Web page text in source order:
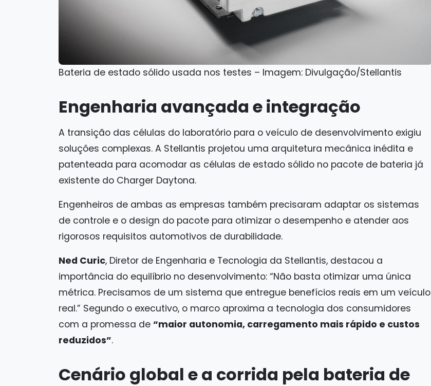
Bateria de estado sólido usada nos testes – Imagem: Divulgação/Stellantis
Engenharia avançada e integração
A transição das células do laboratório para o veículo de desenvolvimento exigiu
soluções complexas. A Stellantis projetou uma arquitetura mecânica inédita e
patenteada para acomodar as células de estado sólido no pacote de bateria já
existente do Charger Daytona.
Engenheiros de ambas as empresas também precisaram adaptar os sistemas
de controle e o design do pacote para otimizar o desempenho e atender aos
rigorosos requisitos automotivos de durabilidade.
Ned Curic, Diretor de Engenharia e Tecnologia da Stellantis, destacou a
importância do equilíbrio no desenvolvimento: “Não basta otimizar uma única
métrica. Precisamos de um sistema que entregue benefícios reais em um veículo
real.” Segundo o executivo, o marco aproxima a tecnologia dos consumidores
com a promessa de “maior autonomia, carregamento mais rápido e custos
reduzidos”.
Cenário global e a corrida pela bateria de